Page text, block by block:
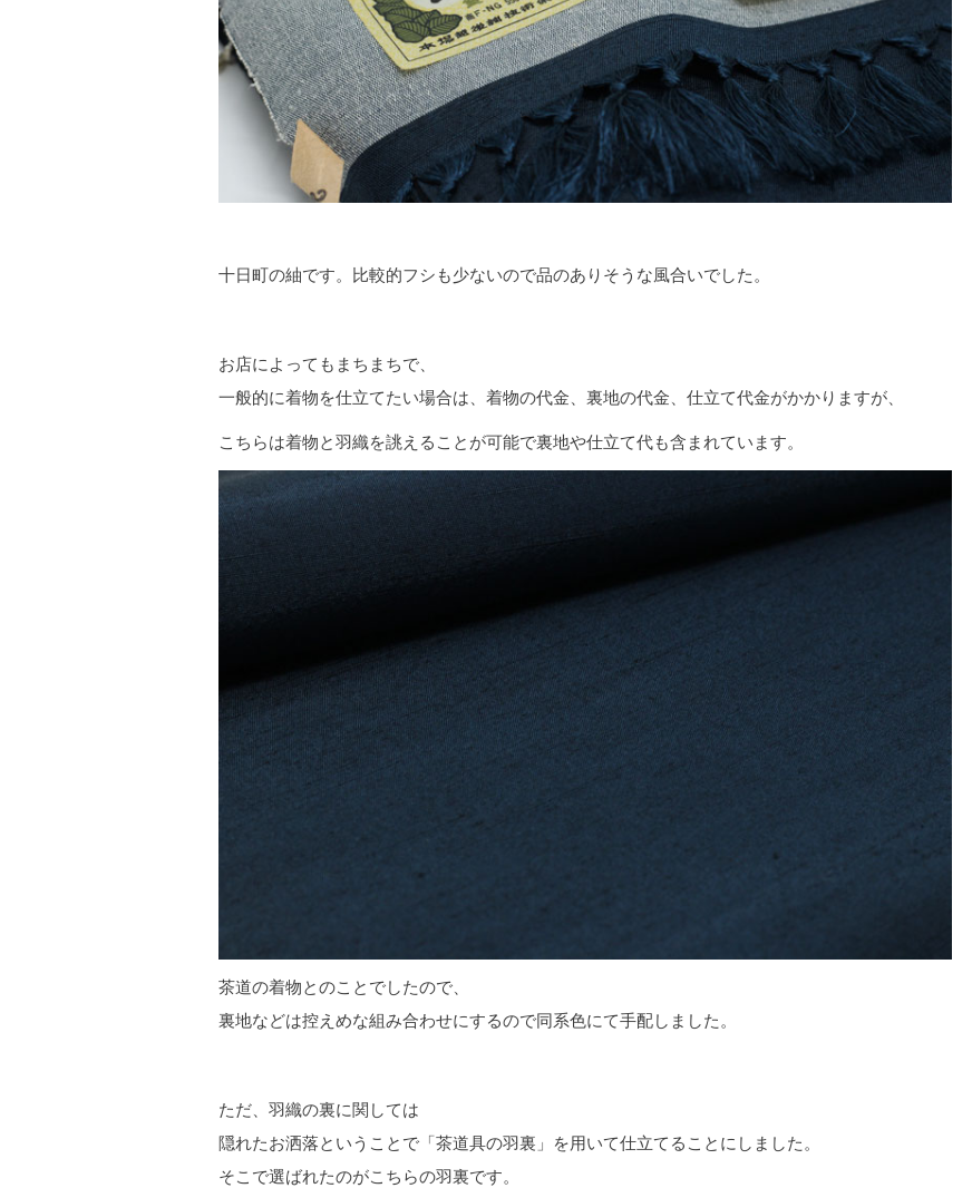
十日町の紬です。比較的フシも少ないので品のありそうな風合いでした。
お店によってもまちまちで、
一般的に着物を仕立てたい場合は、着物の代金、裏地の代金、仕立て代金がかかりますが、
こちらは着物と羽織を誂えることが可能で裏地や仕立て代も含まれています。
茶道の着物とのことでしたので、
裏地などは控えめな組み合わせにするので同系色にて手配しました。
ただ、羽織の裏に関しては
隠れたお洒落ということで「茶道具の羽裏」を用いて仕立てることにしました。
そこで選ばれたのがこちらの羽裏です。